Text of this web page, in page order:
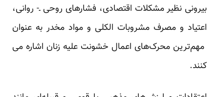
بیرونی نظیر مشکلات اقتصادی، فشارهای روحی ـ- روانی،
اعتیاد و مصرف مشروبات الکلی و مواد مخدر به عنوان
مهم‌ترین محرک‌های اعمال خشونت علیه زنان اشاره می
کنند.